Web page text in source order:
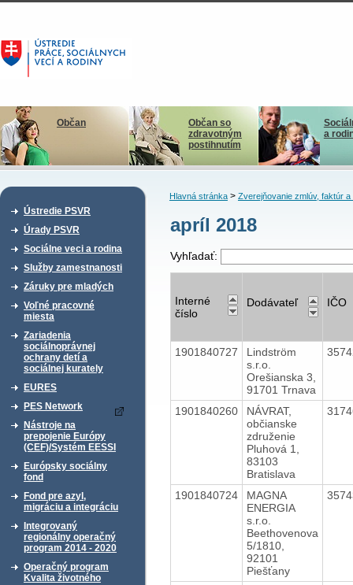
Občan
Občan so
zdravotným
postihnutím
a
Ústredie PSVR
Úrady PSVR
Sociálne veci a rodina
Služby zamestnanosti
Záruky pre mladých
Voľné pracovné
miesta
Zariadenia
sociálnoprávnej
ochrany detí a
sociálnej kurately
EURES
PES Network
Nástroje na
prepojenie Európy
(CEF)/Systém EESSI
Európsky sociálny
fond
Fond pre azyl,
migráciu a integráciu
Integrovaný
regionálny operačný
program 2014 - 2020
Operačný program
Kvalita životného
Hlavná stránka> Zverejňovanie zmlúv, faktúr a
apríl 2018
Vyhľadať:
Interné
číslo
Dodávateľ IČO
1901840727
Lindström
s.r.o.
Orešianska 3,
91701 Trnava
1901840260
NÁVRAT,
občianske
združenie
Pluhová 1,
83103
Bratislava
1901840724
MAGNA
ENERGIA
s.r.o.
Beethovenova
5/1810,
92101
Piešťany